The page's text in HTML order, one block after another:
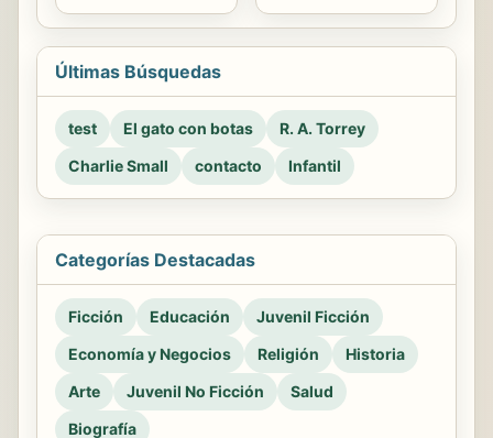
Últimas Búsquedas
test El gato con botas
R. A. Torrey
Charlie Small
contacto Infantil
Categorías Destacadas
Ficción Educación
Juvenil Ficción
Economía y Negocios
Religión
Historia
Arte
Juvenil No Ficción
Salud
Biografía